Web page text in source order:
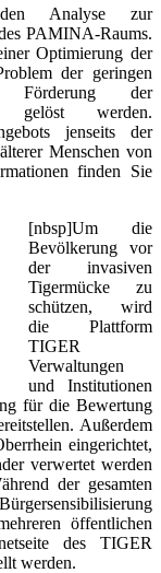
Analyse zur
PAMINA-Raums.
Optimierung der
der geringen
der
gelöst werden.
jenseits der
Menschen von
finden Sie
[nbsp]Um die
Bevölkerung vor
der invasiven
Tigermücke zu
schützen, wird
die Plattform
TIGER
Verwaltungen
und Institutionen
für die Bewertung
Außerdem
eingerichtet,
verwertet werden
der gesamten
öffentlichen
des TIGER
werden.